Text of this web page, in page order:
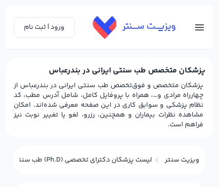
ورود | ثبت نام
پزشکان متخصص طب سنتی ایرانی در بندرعباس
پزشکان متخصص و فوق‌تخصص طب سنتی ایرانی در بندرعباس از
چهارراه مرادی و…، همراه با پروفایل کامل، شامل آدرس مطب، کد
نظام پزشکی و سوابق کاری در این صفحه معرفی شده‌اند. امکان
مشاهده نظرات بیماران و همچنین، رزرو، لغو یا تغییر نوبت نیز
فراهم است.
ویزیت سنتر لیست پزشکان دکترای تخصصی (Ph.D) طب سنتی ایرانی در بندرعباس